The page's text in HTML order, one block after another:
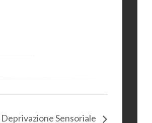
Deprivazione Sensoriale